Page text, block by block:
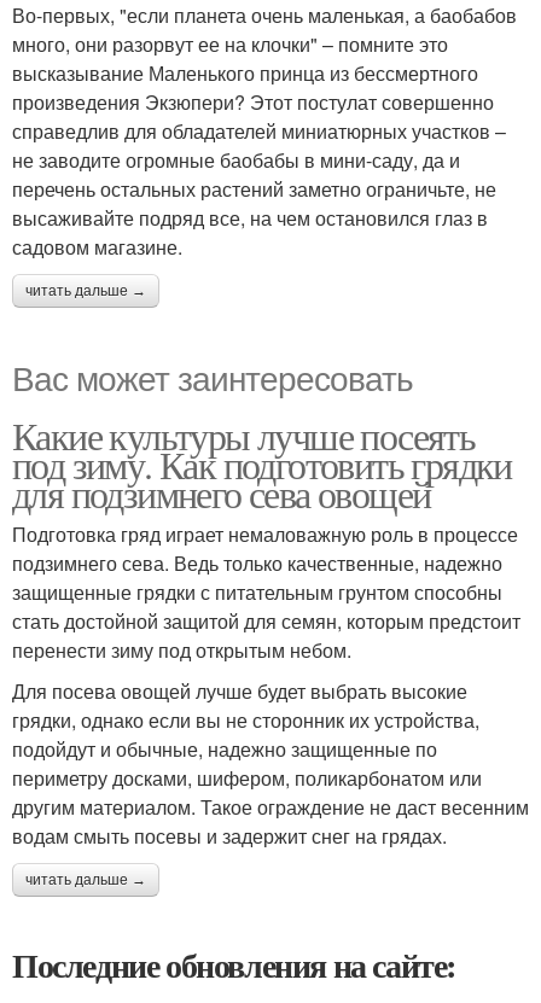
Во-первых, "если планета очень маленькая, а баобабов
много, они разорвут ее на клочки" – помните это
высказывание Маленького принца из бессмертного
произведения Экзюпери? Этот постулат совершенно
справедлив для обладателей миниатюрных участков –
не заводите огромные баобабы в мини-саду, да и
перечень остальных растений заметно ограничьте, не
высаживайте подряд все, на чем остановился глаз в
садовом магазине.
читать дальше →
Вас может заинтересовать
Какие культуры лучше посеять
под зиму. Как подготовить грядки
для подзимнего сева овощей
Подготовка гряд играет немаловажную роль в процессе
подзимнего сева. Ведь только качественные, надежно
защищенные грядки с питательным грунтом способны
стать достойной защитой для семян, которым предстоит
перенести зиму под открытым небом.
Для посева овощей лучше будет выбрать высокие
грядки, однако если вы не сторонник их устройства,
подойдут и обычные, надежно защищенные по
периметру досками, шифером, поликарбонатом или
другим материалом. Такое ограждение не даст весенним
водам смыть посевы и задержит снег на грядах.
читать дальше →
Последние обновления на сайте: